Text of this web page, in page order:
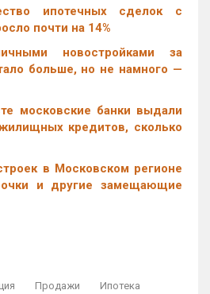
ипотечных сделок с
почти на 14%
новостройками за
больше, но не намного —
московские банки выдали
кредитов, сколько
в Московском регионе
и другие замещающие
Продажи
Ипотека